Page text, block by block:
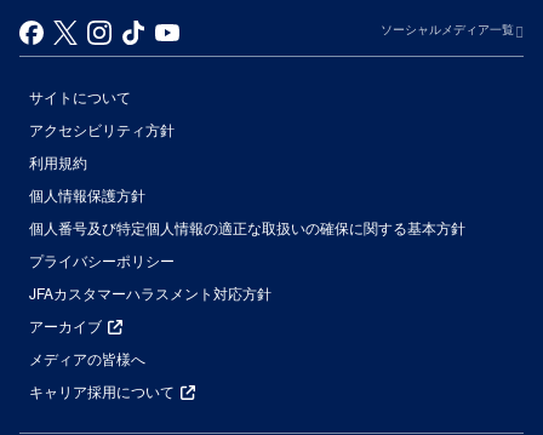
ソーシャルメディア一覧
サイトについて
アクセシビリティ方針
利用規約
個人情報保護方針
個人番号及び特定個人情報の適正な取扱いの確保に関する基本方針
プライバシーポリシー
JFAカスタマーハラスメント対応方針
アーカイブ
メディアの皆様へ
キャリア採用について